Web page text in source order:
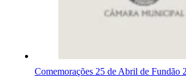
Comemorações 25 de Abril de Fundão